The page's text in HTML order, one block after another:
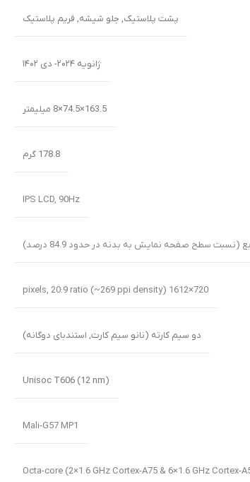
پشت پلاستیک, جلو شیشه, فریم پلاستیک
ژانویه ۲۰۲۴- دی ۱۴۰۲
163.5×74.5×8 میلیمتر
178.8 گرم
IPS LCD, 90Hz
720×1612 pixels, 20:9 ratio (~269 ppi density)
دو سیم کارته (نانو سیم کارت, استندبای دوگانه)
Unisoc T606 (12 nm)
Mali-G57 MP1
Octa-core (2×1.6 GHz Cortex-A75 & 6×1.6 GHz Cortex-